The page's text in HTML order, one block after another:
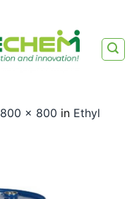
800 × 800 in Ethyl